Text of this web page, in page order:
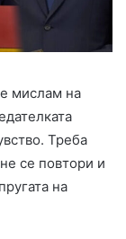
мислам на
Треба
се повтори и
на